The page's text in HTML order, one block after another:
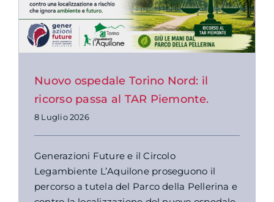
Nuovo ospedale Torino Nord: il
ricorso passa al TAR Piemonte.
8 Luglio 2026
Generazioni Future e il Circolo
Legambiente L’Aquilone proseguono il
percorso a tutela del Parco della Pellerina e